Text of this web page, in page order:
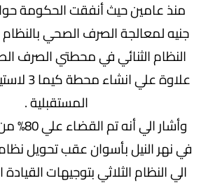
جنيه لمعالجة الصرف الصحي بالنظام
علاوة
المستقبلية .
وأشار الي
في نهر النيل بأسوان عقب تحويل
الي النظام الثلاثي بتوجيهات